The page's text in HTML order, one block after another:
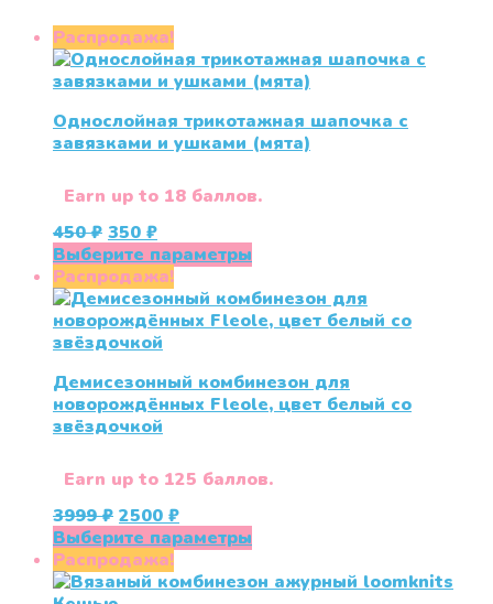
Распродажа!
Однослойная трикотажная шапочка с
завязками и ушками (мята)
Earn up to 18 баллов.
450₽ Первоначальная
цена
составляла
450 ₽.
350₽Текущая
цена:
350 ₽.
Выберите параметры
имеет
несколько
можно
выбрать
товара.
Распродажа!
Демисезонный комбинезон для
новорождённых Fleole, цвет белый со
звёздочкой
Earn up to 125 баллов.
3999₽ Первоначальная
цена
составляла
3999 ₽.
2500₽Текущая
цена:
Выберите параметры
имеет
Распродажа!